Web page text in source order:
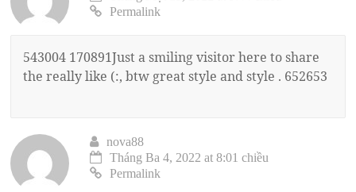
Permalink
543004 170891Just a smiling visitor here to share
the really like (:, btw great style and style . 652653
nova88
Tháng Ba 4, 2022 at 8:01 chiều
Permalink